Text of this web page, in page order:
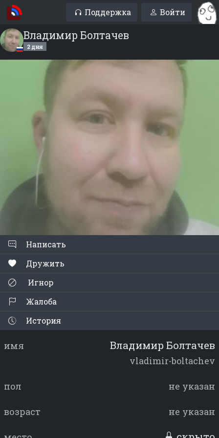
Поддержка Войти
Владимир Болтачев
2 дня
Написать
Дружить
Игнор
Жалоба
История
имя Владимир Болтачев
vladimir-boltachev
пол не указан
возраст не указан